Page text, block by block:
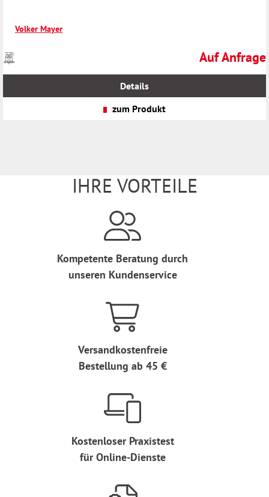
Volker Mayer
Regulärer
Auf Anfrage
Preise
inkl.
Details
zum Produkt
IHRE VORTEILE
Kompetente Beratung durch
unseren Kundenservice
Versandkostenfreie
Bestellung ab 45 €
Kostenloser Praxistest
für Online-Dienste